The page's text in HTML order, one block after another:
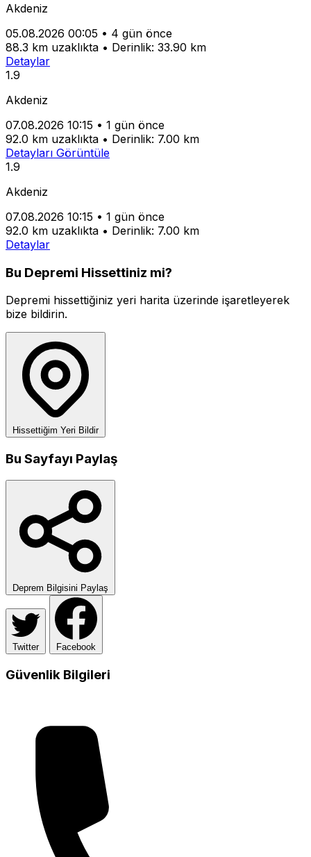
Akdeniz
05.08.2026 00:05 • 4 gün önce
88.3 km uzaklıkta • Derinlik: 33.90 km
Detaylar
1.9
Akdeniz
07.08.2026 10:15 • 1 gün önce
92.0 km uzaklıkta • Derinlik: 7.00 km
Detayları Görüntüle
1.9
Akdeniz
07.08.2026 10:15 • 1 gün önce
92.0 km uzaklıkta • Derinlik: 7.00 km
Detaylar
Bu Depremi Hissettiniz mi?
Depremi hissettiğiniz yeri harita üzerinde işaretleyerek
bize bildirin.
Hissettiğim Yeri Bildir
Bu Sayfayı Paylaş
Deprem Bilgisini Paylaş
Twitter Facebook
Güvenlik Bilgileri